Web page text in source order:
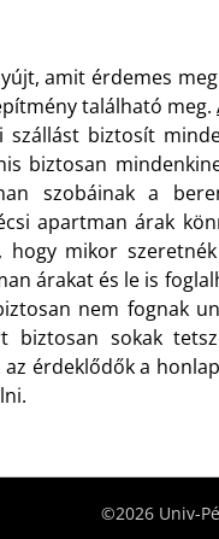
amit érdemes
található meg.
biztosít
biztosan
szobáinak a
apartman árak
hogy mikor
árakat és le is
nem fognak
biztosan sokak
érdeklődők a
©2026 Univ-